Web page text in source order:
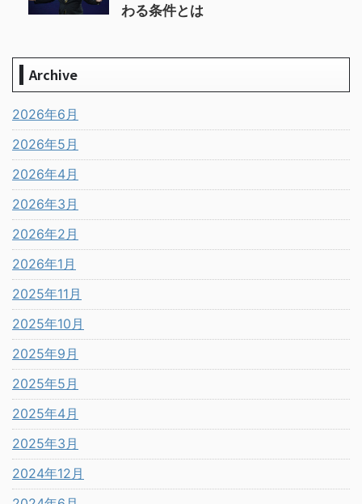
わる条件とは
Archive
2026年6月
2026年5月
2026年4月
2026年3月
2026年2月
2026年1月
2025年11月
2025年10月
2025年9月
2025年5月
2025年4月
2025年3月
2024年12月